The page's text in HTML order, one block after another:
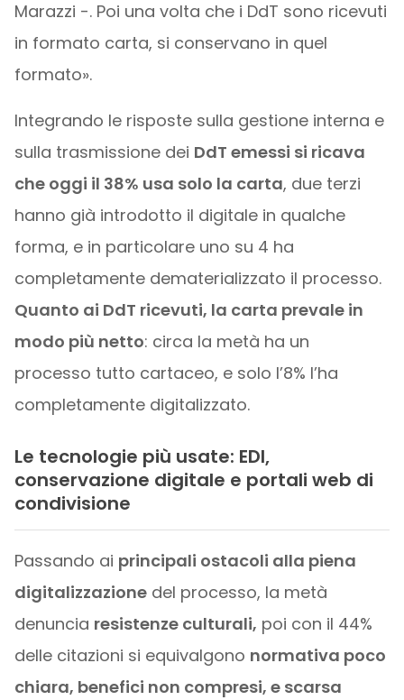
Marazzi -. Poi una volta che i DdT sono ricevuti
in formato carta, si conservano in quel
formato».
Integrando le risposte sulla gestione interna e
sulla trasmissione dei DdT emessi si ricava
che oggi il 38% usa solo la carta, due terzi
hanno già introdotto il digitale in qualche
forma, e in particolare uno su 4 ha
completamente dematerializzato il processo.
Quanto ai DdT ricevuti, la carta prevale in
modo più netto: circa la metà ha un
processo tutto cartaceo, e solo l’8% l’ha
completamente digitalizzato.
Le tecnologie più usate: EDI,
conservazione digitale e portali web di
condivisione
Passando ai principali ostacoli alla piena
digitalizzazionedel processo, la metà
denuncia resistenze culturali, poi con il 44%
delle citazioni si equivalgono normativa poco
chiara, benefici non compresi, e scarsa